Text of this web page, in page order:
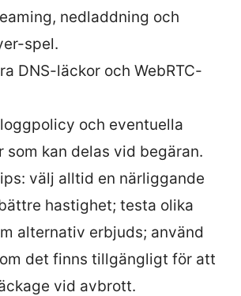
nedladdning och
spel.
DNS-läckor och WebRTC-
och eventuella
som kan delas vid begäran.
välj alltid en närliggande
hastighet; testa olika
alternativ erbjuds; använd
det finns tillgängligt för att
vid avbrott.